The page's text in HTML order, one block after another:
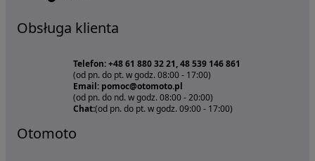
Obsługa klienta
Telefon: +48 61 880 32 21, 48 539 146 861
(od pn. do pt. w godz. 08:00 - 17:00)
Email: pomoc@otomoto.pl
(od pn. do nd. w godz. 08:00 - 20:00)
Chat:(od pn. do pt. w godz. 09:00 - 17:00)
Otomoto